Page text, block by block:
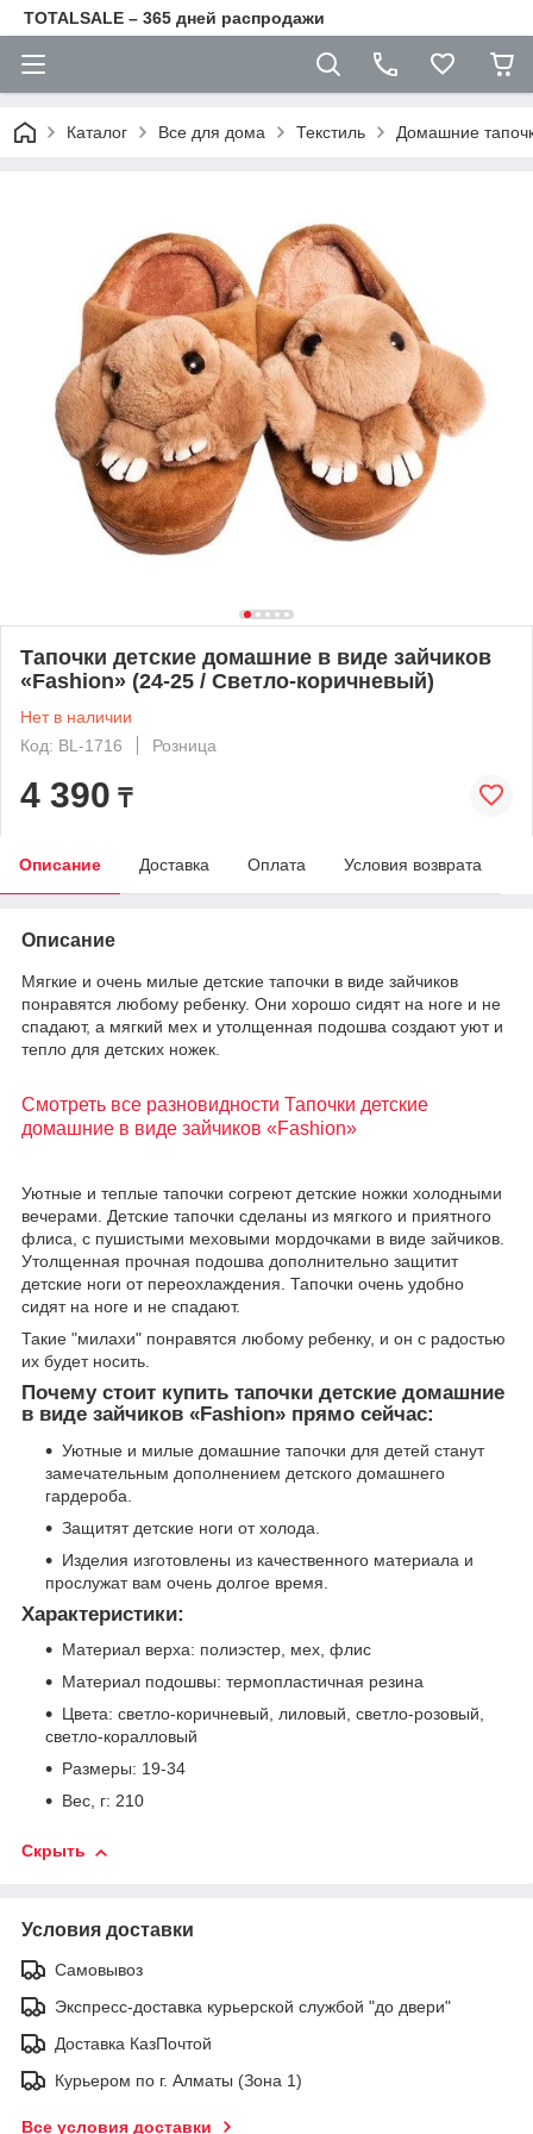
TOTALSALE – 365 дней распродажи
Каталог Все для дома Текстиль Домашние
Тапочки детские домашние в виде зайчиков
«Fashion» (24-25 / Светло-коричневый)
Нет в наличии
Код: BL-1716
Розница
4 390 ₸
Описание Доставка Оплата Условия возврата
Описание
Мягкие и очень милые детские тапочки в виде зайчиков
понравятся любому ребенку. Они хорошо сидят на ноге и не
спадают, а мягкий мех и утолщенная подошва создают уют и
тепло для детских ножек.
Смотреть все разновидности Тапочки детские
домашние в виде зайчиков «Fashion»
Уютные и теплые тапочки согреют детские ножки холодными
вечерами. Детские тапочки сделаны из мягкого и приятного
флиса, с пушистыми меховыми мордочками в виде зайчиков.
Утолщенная прочная подошва дополнительно защитит
детские ноги от переохлаждения. Тапочки очень удобно
сидят на ноге и не спадают.
Такие "милахи" понравятся любому ребенку, и он с радостью
их будет носить.
Почему стоит купить тапочки детские домашние
в виде зайчиков «Fashion» прямо сейчас:
Уютные и милые домашние тапочки для детей станут
замечательным дополнением детского домашнего
гардероба.
Защитят детские ноги от холода.
Изделия изготовлены из качественного материала и
прослужат вам очень долгое время.
Характеристики:
Материал верха: полиэстер, мех, флис
Материал подошвы: термопластичная резина
Цвета: светло-коричневый, лиловый, светло-розовый,
светло-коралловый
Размеры: 19-34
Вес, г: 210
Скрыть
Условия доставки
Самовывоз
Экспресс-доставка курьерской службой "до двери"
Доставка КазПочтой
Курьером по г. Алматы (Зона 1)
Все условия доставки